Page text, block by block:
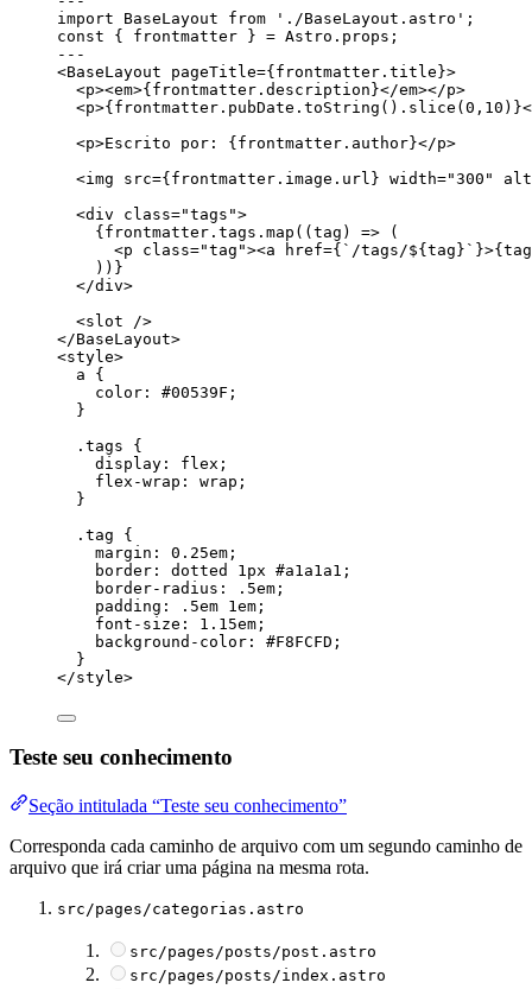
import BaseLayout from ' ./BaseLayout.astro ' ;
const { frontmatter } = Astro . props ;
---
<BaseLayout pageTitle={frontmatter . title}>
<p><em>{frontmatter . description}</em></p>
<p>{frontmatter . pubDate . toString () . slice (0 , 10 ) }
<p>Escrito por: {frontmatter . author}</p>
<img src={frontmatter . image . url } width="300 "
alt
<div class="tags ">
{frontmatter . tags . map ( (tag ) => (
<p class="tag "><a href={ ` /tags/${tag} ` }>{tag
)) }
</div>
<slot />
</BaseLayout>
<style>
a {
color : #00539F ;
}
.tags {
display : flex ;
flex-wrap : wrap ;
}
.tag {
margin : 0.25em ;
border : dotted 1 px #a1a1a1 ;
border-radius : .5em ;
padding : .5em 1 em ;
font-size : 1.15em ;
background-color : #F8FCFD ;
}
</style>
Teste seu conhecimento
Seção intitulada “Teste seu conhecimento”
Corresponda cada caminho de arquivo com um segundo caminho de
arquivo que irá criar uma página na mesma rota.
src/pages/categorias.astro
src/pages/posts/post.astro
src/pages/posts/index.astro